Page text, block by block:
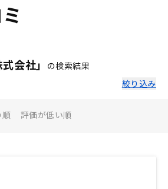
会社」
の検索結果
絞り込み
順 評価が低い順